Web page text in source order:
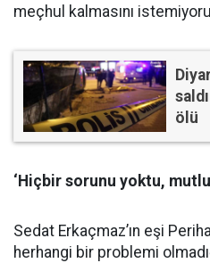
meçhul kalmasını
ölü
‘Hiçbir sorunu yoktu,
Sedat Erkaçmaz’ın eşi
herhangi bir problemi